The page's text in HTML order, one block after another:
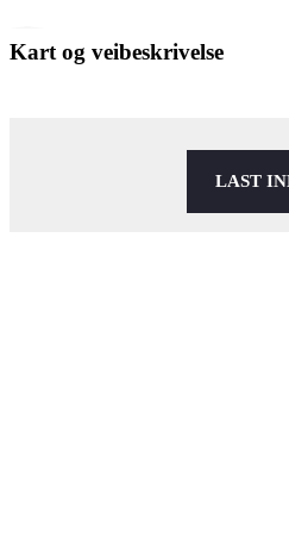
Kart og veibeskrivelse
LAST